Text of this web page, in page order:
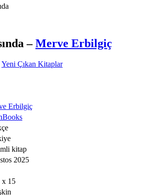
–Merve Erbilgiç
Yeni Çıkan Kitaplar
Erbilgiç
kitap
2025
x 15